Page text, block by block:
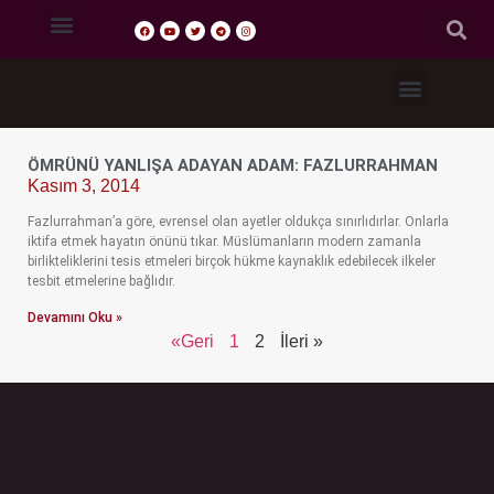
ÖMRÜNÜ YANLIŞA ADAYAN ADAM: FAZLURRAHMAN
Kasım 3, 2014
Fazlurrahman’a göre, evrensel olan ayetler oldukça sınırlıdırlar. Onlarla
iktifa etmek hayatın önünü tıkar. Müslümanların modern zamanla
birlikteliklerini tesis etmeleri birçok hükme kaynaklık edebilecek ilkeler
tesbit etmelerine bağlıdır.
Devamını Oku »
«Geri 1 2 İleri »